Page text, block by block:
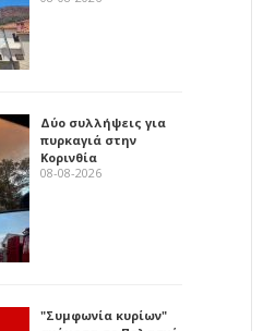
Δύο συλλήψεις για
πυρκαγιά στην
Κορινθία
08-08-2026
"Συμφωνία κυρίων"